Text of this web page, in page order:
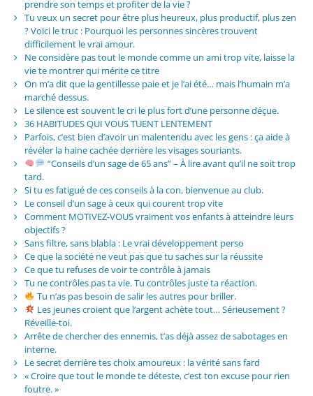
prendre son temps et profiter de la vie ?
Tu veux un secret pour être plus heureux, plus productif, plus zen
? Voici le truc : Pourquoi les personnes sincères trouvent
difficilement le vrai amour.
Ne considère pas tout le monde comme un ami trop vite, laisse la
vie te montrer qui mérite ce titre
On m’a dit que la gentillesse paie et je l’ai été… mais l’humain m’a
marché dessus.
Le silence est souvent le cri le plus fort d’une personne déçue.
36 HABITUDES QUI VOUS TUENT LENTEMENT
Parfois, c’est bien d’avoir un malentendu avec les gens : ça aide à
révéler la haine cachée derrière les visages souriants.
“Conseils d’un sage de 65 ans” – À lire avant qu’il ne soit trop
tard.
Si tu es fatigué de ces conseils à la con, bienvenue au club.
Le conseil d’un sage à ceux qui courent trop vite
Comment MOTIVEZ-VOUS vraiment vos enfants à atteindre leurs
objectifs ?
Sans filtre, sans blabla : Le vrai développement perso
Ce que la société ne veut pas que tu saches sur la réussite
Ce que tu refuses de voir te contrôle à jamais
Tu ne contrôles pas ta vie. Tu contrôles juste ta réaction.
Tu n’as pas besoin de salir les autres pour briller.
Les jeunes croient que l’argent achète tout… Sérieusement ?
Réveille-toi.
Arrête de chercher des ennemis, t’as déjà assez de sabotages en
interne.
Le secret derrière tes choix amoureux : la vérité sans fard
« Croire que tout le monde te déteste, c’est ton excuse pour rien
foutre. »